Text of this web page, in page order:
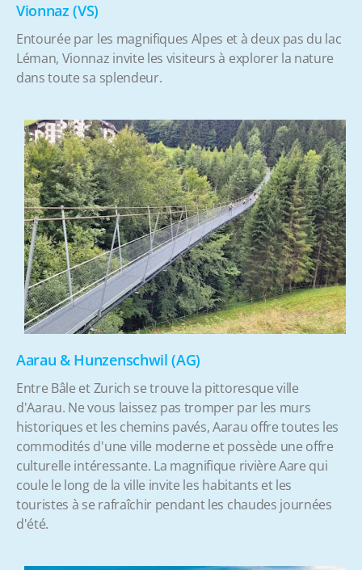
Vionnaz (VS)
Entourée par les magnifiques Alpes et à deux pas du lac
Léman, Vionnaz invite les visiteurs à explorer la nature
dans toute sa splendeur.
Aarau & Hunzenschwil (AG)
Entre Bâle et Zurich se trouve la pittoresque ville
d'Aarau. Ne vous laissez pas tromper par les murs
historiques et les chemins pavés, Aarau offre toutes les
commodités d'une ville moderne et possède une offre
culturelle intéressante. La magnifique rivière Aare qui
coule le long de la ville invite les habitants et les
touristes à se rafraîchir pendant les chaudes journées
d'été.